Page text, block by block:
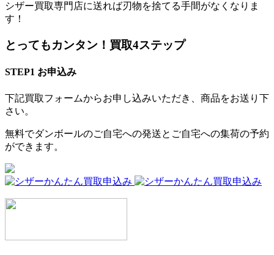
シザー買取専門店に送れば刃物を捨てる手間がなくなりま
す！
とってもカンタン！ 買取4ステップ
STEP1 お申込み
下記買取フォームからお申し込みいただき、商品をお送り下
さい。
無料でダンボールのご自宅への発送とご自宅への集荷の予約
ができます。